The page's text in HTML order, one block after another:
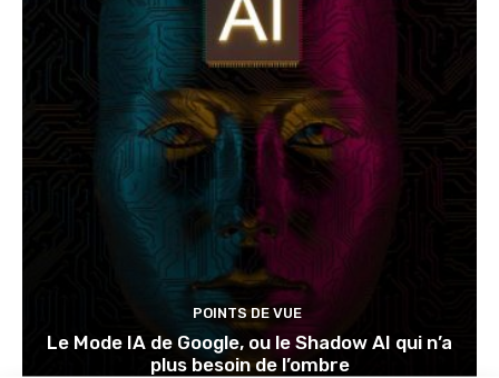
POINTS DE VUE
Le Mode IA de Google, ou le Shadow AI qui n’a
plus besoin de l’ombre